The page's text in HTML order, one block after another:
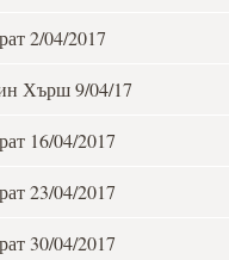
2/04/2017
Хърш 9/04/17
16/04/2017
23/04/2017
30/04/2017